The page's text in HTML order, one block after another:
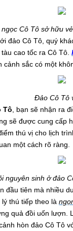
Cô Tô sở hữu
đảo Cô Tô, quý
cao tốc ra Cô Tô.
cảnh sắc có một
Đảo Cô Tô
Tô , bạn sẽ nhận ra
sẽ được cung cấp
thú vị cho lịch
một cách rõ ràng.
nguyên sinh ở đảo
đầu tiên mà nhiều
thú tiếp theo là
quả đồi uốn lượn.
hòn đảo Cô Tô